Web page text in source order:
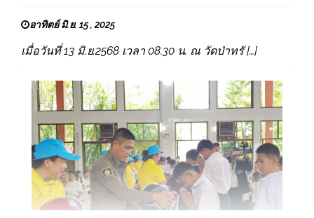
อาทิตย์ มิ.ย. 15 , 2025
เมื่อวันที่ 13 มิ.ย.2568 เวลา 08.30 น. ณ วัดป่าทรั […]